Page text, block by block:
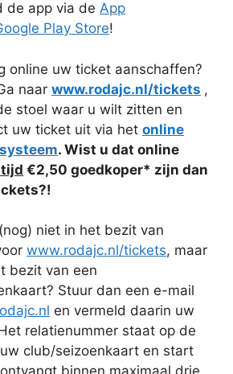
de app via de App
Play Store!
online uw ticket aanschaffen?
naar www.rodajc.nl/tickets ,
stoel waar u wilt zitten en
uw ticket uit via het online
. Wist u dat online
€2,50 goedkoper* zijn dan
niet in het bezit van
www.rodajc.nl/tickets, maar
bezit van een
Stuur dan een e-mail
en vermeld daarin uw
relatienummer staat op de
club/seizoenkaart en start